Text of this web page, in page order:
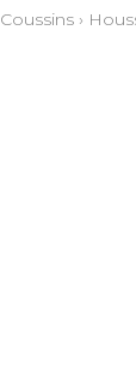
Coussins›